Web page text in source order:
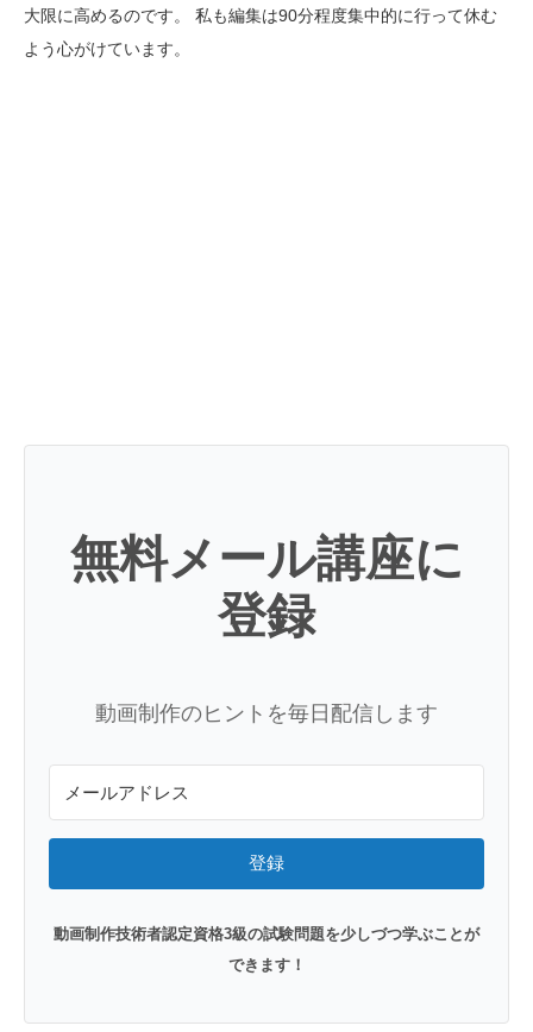
大限に高めるのです。 私も編集は90分程度集中的に行って休む
よう心がけています。
無料メール講座に
登録
動画制作のヒントを毎日配信します
登録
動画制作技術者認定資格3級の試験問題を少しづつ学ぶことが
できます！